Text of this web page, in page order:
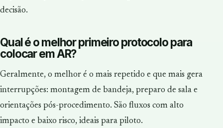
decisão.
Qual é o melhor primeiro protocolo para
colocar em AR?
Geralmente, o melhor é o mais repetido e que mais gera
interrupções: montagem de bandeja, preparo de sala e
orientações pós-procedimento. São fluxos com alto
impacto e baixo risco, ideais para piloto.